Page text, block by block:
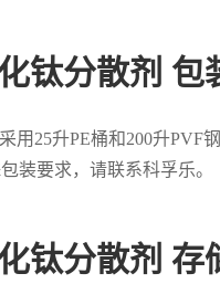
钛分散剂 包
用25升PE桶和200升PVF钢
装要求，请联系科孚乐。
钛分散剂 存